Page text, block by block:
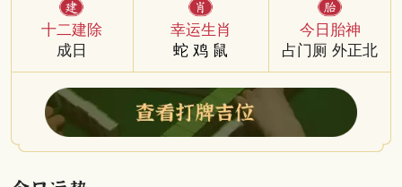
十二建除
成日
幸运生肖
蛇 鸡 鼠
今日胎神
占门厕 外正北